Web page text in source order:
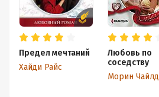
Предел мечтаний
Хайди Райс
Любовь по
соседству
Морин Чайлд